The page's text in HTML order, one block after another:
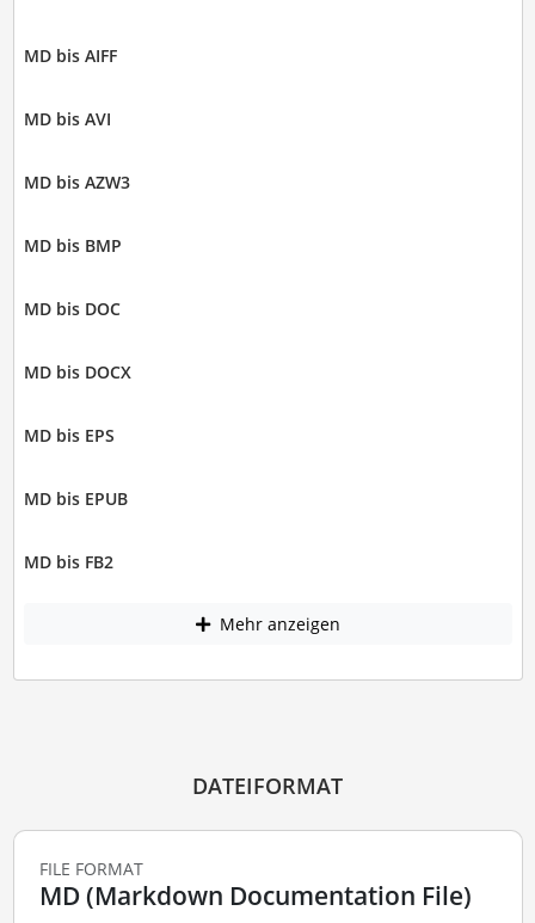
MD bis AIFF
MD bis AVI
MD bis AZW3
MD bis BMP
MD bis DOC
MD bis DOCX
MD bis EPS
MD bis EPUB
MD bis FB2
Mehr anzeigen
DATEIFORMAT
FILE FORMAT
MD (Markdown Documentation File)